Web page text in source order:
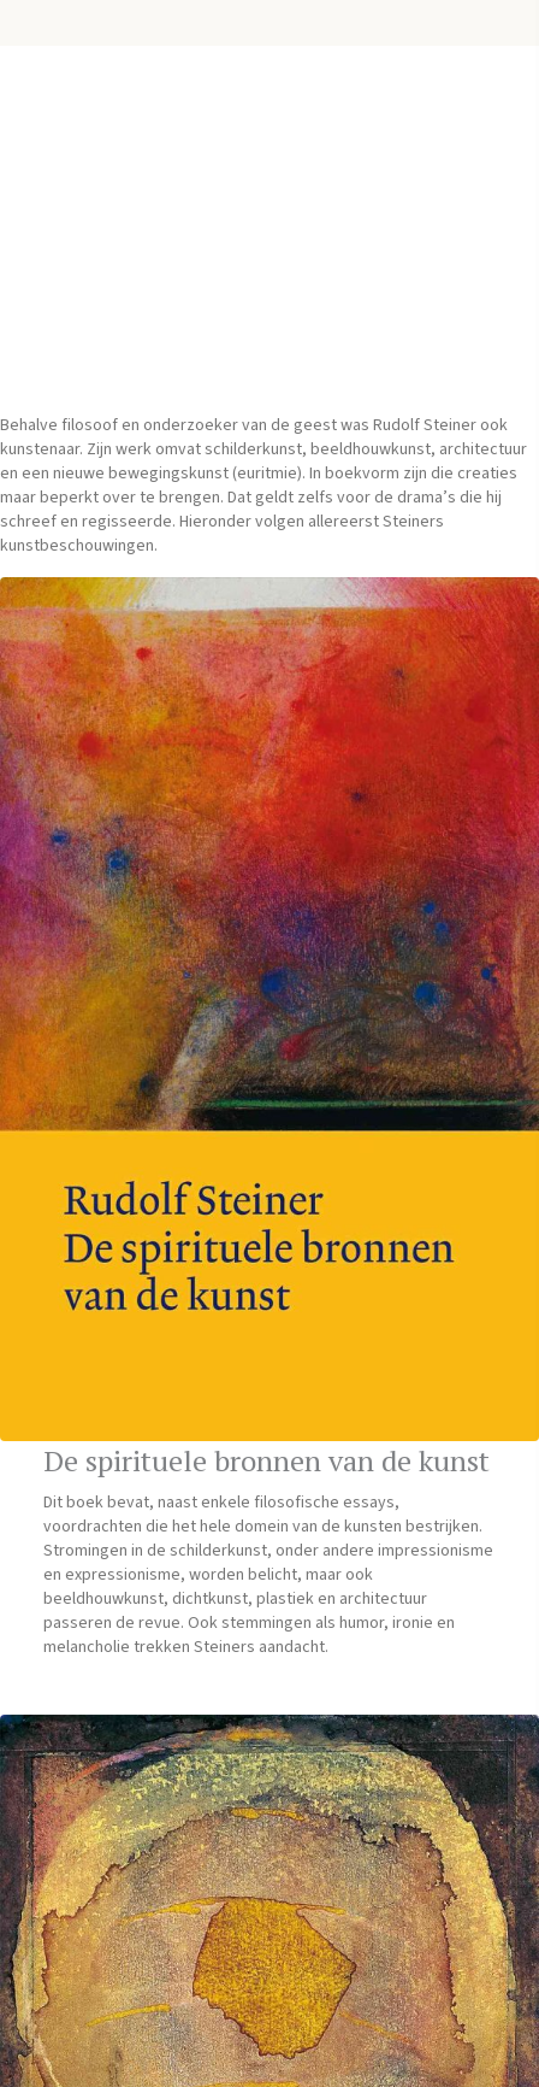
Behalve filosoof en onderzoeker van de geest was Rudolf Steiner ook
kunstenaar. Zijn werk omvat schilderkunst, beeldhouwkunst, architectuur
en een nieuwe bewegingskunst (euritmie). In boekvorm zijn die creaties
maar beperkt over te brengen. Dat geldt zelfs voor de drama’s die hij
schreef en regisseerde. Hieronder volgen allereerst Steiners
kunstbeschouwingen.
De spirituele bronnen van de kunst
Dit boek bevat, naast enkele filosofische essays,
voordrachten die het hele domein van de kunsten bestrijken.
Stromingen in de schilderkunst, onder andere impressionisme
en expressionisme, worden belicht, maar ook
beeldhouwkunst, dichtkunst, plastiek en architectuur
passeren de revue. Ook stemmingen als humor, ironie en
melancholie trekken Steiners aandacht.